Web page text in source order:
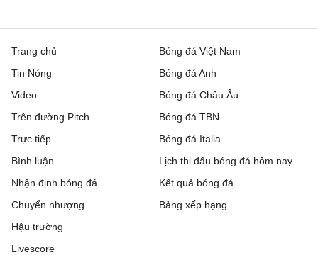
4 - 2 Grenoble
1 - 1 Dijon
0 - 1 FC Annecy
Trang chủ
Tin Nóng
Video
Trên đường Pitch
Trực tiếp
Bóng đá Việt Nam
Bóng đá Anh
Bóng đá Châu Âu
Bóng đá TBN
Bóng đá Italia
Bình luận
Nhận định bóng đá
Chuyển nhượng
Hậu trường
Livescore
Lịch thi đấu bóng đá hôm nay
Kết quả bóng đá
Bảng xếp hạng